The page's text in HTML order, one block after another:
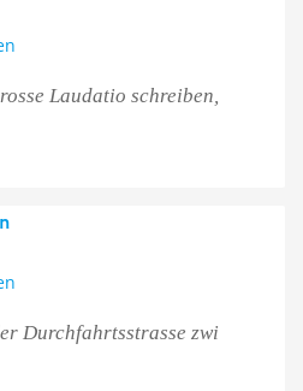
Laudatio schreiben,
Durchfahrtsstrasse zwi